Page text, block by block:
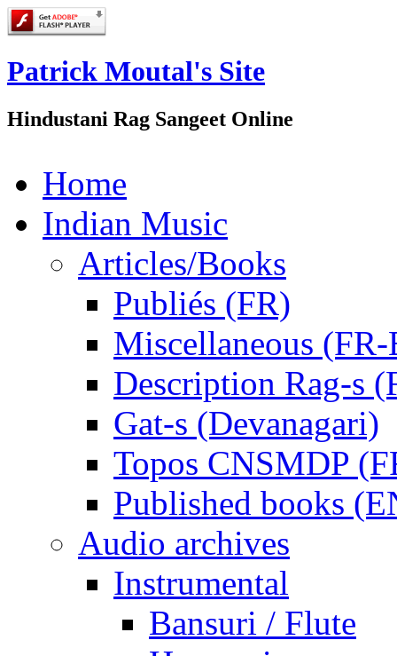
Patrick Moutal's Site
Hindustani Rag Sangeet Online
Home
Indian Music
Articles/Books
Publiés (FR)
Miscellaneous
Description Rag-s
Gat-s (Devanagari)
Topos CNSMDP
Published books
Audio archives
Instrumental
Bansuri / Flute